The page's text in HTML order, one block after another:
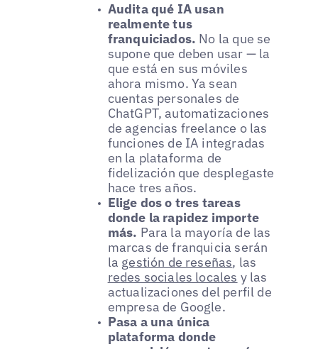
Audita qué IA usan
realmente tus
franquiciados. No la que se
supone que deben usar — la
que está en sus móviles
ahora mismo. Ya sean
cuentas personales de
ChatGPT, automatizaciones
de agencias freelance o las
funciones de IA integradas
en la plataforma de
fidelización que desplegaste
hace tres años.
Elige dos o tres tareas
donde la rapidez importe
más. Para la mayoría de las
marcas de franquicia serán
la gestión de reseñas, las
redes sociales locales y las
actualizaciones del perfil de
empresa de Google.
Pasa a una única
plataforma donde